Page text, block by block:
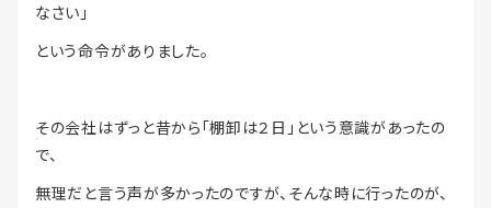
なさい」
という命令がありました。
その会社はずっと昔から「棚卸は２日」という意識があったの
で、
無理だと言う声が多かったのですが、そんな時に行ったのが、